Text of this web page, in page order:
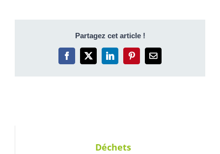
Partagez cet article !
Facebook
X LinkedInPinterestEmail
Déchets